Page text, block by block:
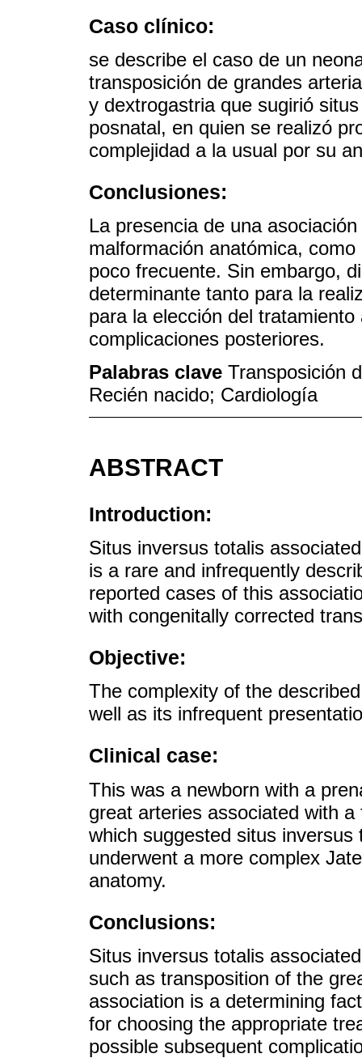
Caso clínico:
se describe el caso de un
transposición de grandes
y dextrogastria que sugirió
posnatal, en quien se realizó
complejidad a la usual por su
Conclusiones:
La presencia de una
malformación anatómica,
poco frecuente. Sin embargo,
determinante tanto para la
para la elección del
complicaciones posteriores.
Palabras clave Transposición
Recién nacido; Cardiología
ABSTRACT
Introduction:
Situs inversus totalis
is a rare and infrequently
reported cases of this
with congenitally corrected
Objective:
The complexity of the
well as its infrequent
Clinical case:
This was a newborn with a
great arteries associated with
which suggested situs
underwent a more complex
anatomy.
Conclusions:
Situs inversus totalis
such as transposition of the
association is a determining
for choosing the appropriate
possible subsequent